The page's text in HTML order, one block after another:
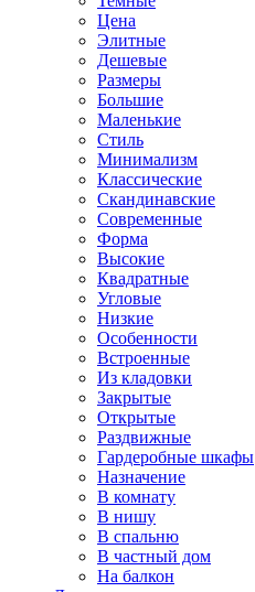
Цена
Элитные
Дешевые
Размеры
Большие
Маленькие
Стиль
Минимализм
Классические
Скандинавские
Современные
Форма
Высокие
Квадратные
Угловые
Низкие
Особенности
Встроенные
Из кладовки
Закрытые
Открытые
Раздвижные
Гардеробные шкафы
Назначение
В комнату
В нишу
В спальню
В частный дом
На балкон